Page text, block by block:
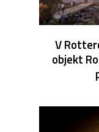
V
objekt